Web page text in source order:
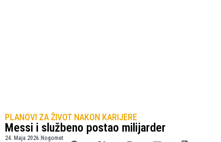
PLANOVI ZA ŽIVOT NAKON KARIJERE
Messi i službeno postao milijarder
24. Maja 2026.Nogomet